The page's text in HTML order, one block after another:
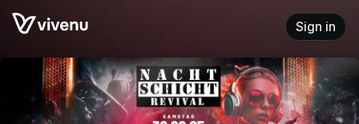
Skip header
Sign in